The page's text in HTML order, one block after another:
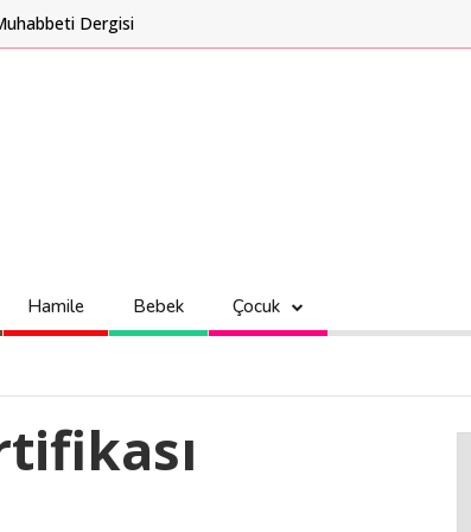
Dergisi
Hamile Bebek Çocuk